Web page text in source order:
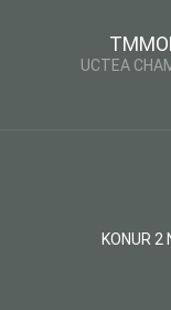
UCTEA
KONUR 2